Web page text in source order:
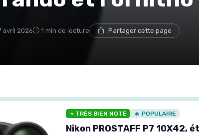
avril 2026 1 min de lecture Partager cette page
⭐ TRÈS BIEN NOTÉ 🔥 POPULAIRE
Nikon PROSTAFF P7